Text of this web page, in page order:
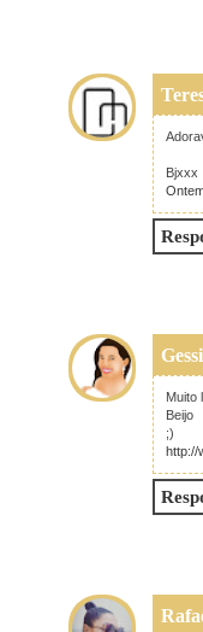
Bjxxx
Muito
Beijo
;)
http://